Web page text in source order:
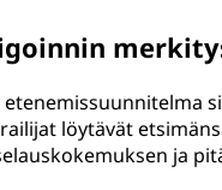
löytävät
ja